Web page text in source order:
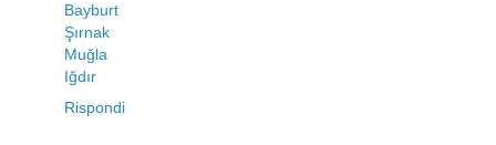
Bayburt
Şırnak
Muğla
Iğdır
Rispondi